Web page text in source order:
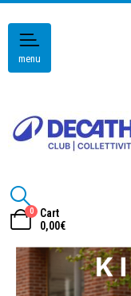
menu
0
Cart
0,00€